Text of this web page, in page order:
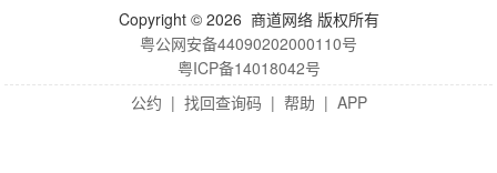
Copyright © 2026 商道网络 版权所有
粤公网安备44090202000110号
粤ICP备14018042号
公约 | 找回查询码 | 帮助 | APP